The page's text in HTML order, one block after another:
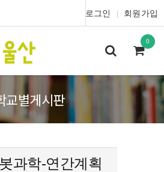
로그인 회원가입
0
교별게시판
과학-연간계획